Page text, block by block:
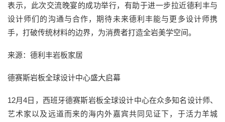
表示，此次交流晚宴的成功举行，有助于进一步拉近德利丰与
设计师们的沟通与合作，期待未来德利丰能与更多设计师携
手，打破传统材料的边界，为消费者打造全岩美学空间。
来源：德利丰岩板家居
德赛斯岩板全球设计中心盛大启幕
12月4日，西班牙德赛斯岩板全球设计中心在众多知名设计师、
艺术家以及远道而来的海内外嘉宾共同见证下，于活力羊城